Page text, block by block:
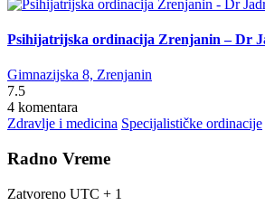
Psihijatrijska ordinacija Zrenjanin – Dr
Gimnazijska 8, Zrenjanin
7.5
4 komentara
Zdravlje i medicina Specijalističke ordinacije
Radno Vreme
Zatvoreno UTC + 1